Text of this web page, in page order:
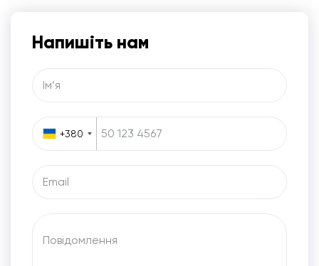
Напишіть нам
Iм’я
+380
Email
Повідомлення